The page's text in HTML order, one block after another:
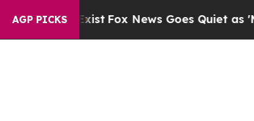
AGP PICKS
ExistFox News Goes Quiet as 'Maga